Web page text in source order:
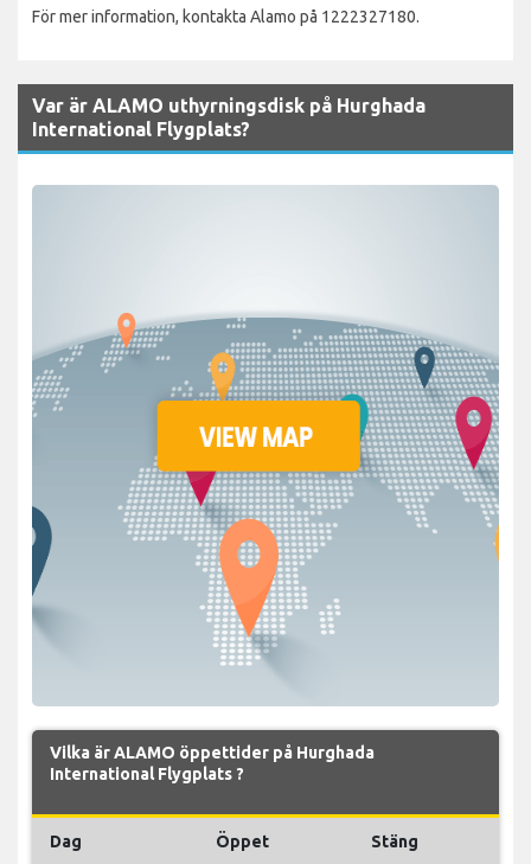
För mer information, kontakta Alamo på 1222327180.
Var är ALAMO uthyrningsdisk på Hurghada
International Flygplats?
Vilka är ALAMO öppettider på Hurghada
International Flygplats ?
Dag Öppet Stäng